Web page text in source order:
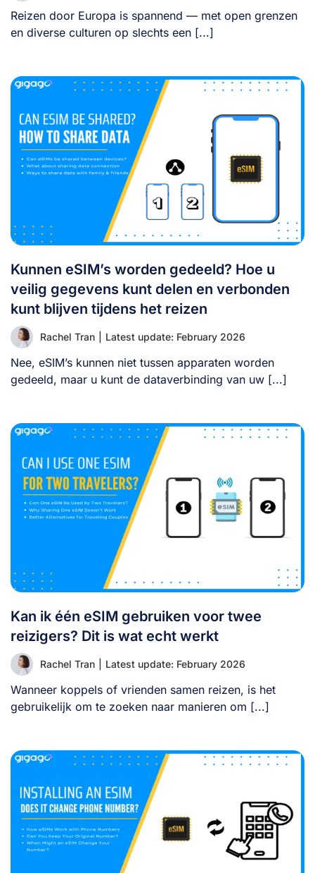
Reizen door Europa is spannend — met open grenzen
en diverse culturen op slechts een [...]
Kunnen eSIM’s worden gedeeld? Hoe u
veilig gegevens kunt delen en verbonden
kunt blijven tijdens het reizen
Rachel Tran Latest update: February 2026
Nee, eSIM’s kunnen niet tussen apparaten worden
gedeeld, maar u kunt de dataverbinding van uw [...]
Kan ik één eSIM gebruiken voor twee
reizigers? Dit is wat echt werkt
Rachel Tran Latest update: February 2026
Wanneer koppels of vrienden samen reizen, is het
gebruikelijk om te zoeken naar manieren om [...]